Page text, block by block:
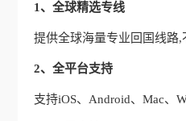
1、全球精选专线
提供全球海量专业回国线路
2、全平台支持
支持iOS、Android、Mac、